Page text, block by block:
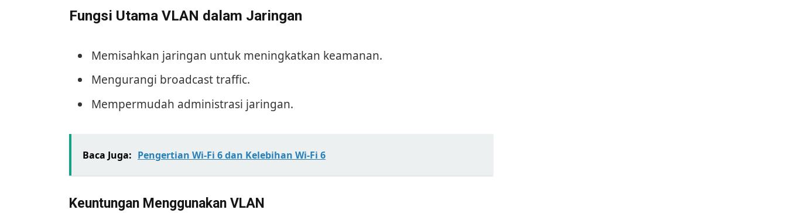
Fungsi Utama VLAN dalam Jaringan
Memisahkan jaringan untuk meningkatkan keamanan.
Mengurangi broadcast traffic.
Mempermudah administrasi jaringan.
Baca Juga: Pengertian Wi-Fi 6 dan Kelebihan Wi-Fi 6
Keuntungan Menggunakan VLAN